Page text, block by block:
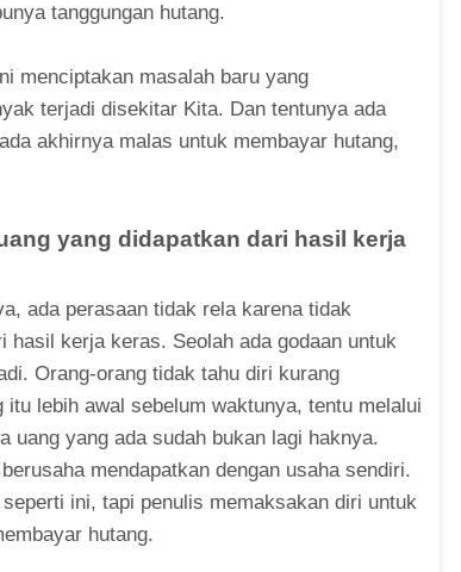
tanggungan hutang.
menciptakan masalah baru yang
terjadi disekitar Kita. Dan tentunya ada
akhirnya malas untuk membayar hutang,
yang didapatkan dari hasil kerja
ada perasaan tidak rela karena tidak
hasil kerja keras. Seolah ada godaan untuk
Orang-orang tidak tahu diri kurang
lebih awal sebelum waktunya, tentu melalui
uang yang ada sudah bukan lagi haknya.
mendapatkan dengan usaha sendiri.
ini, tapi penulis memaksakan diri untuk
hutang.